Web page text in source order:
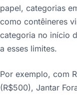
papel, categorias
como contêineres
categoria no início
a esses limites.
Por exemplo, com
(R$500), Jantar